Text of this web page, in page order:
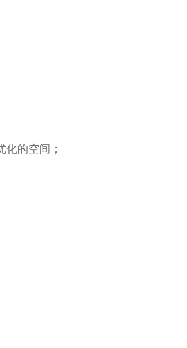
的空间；